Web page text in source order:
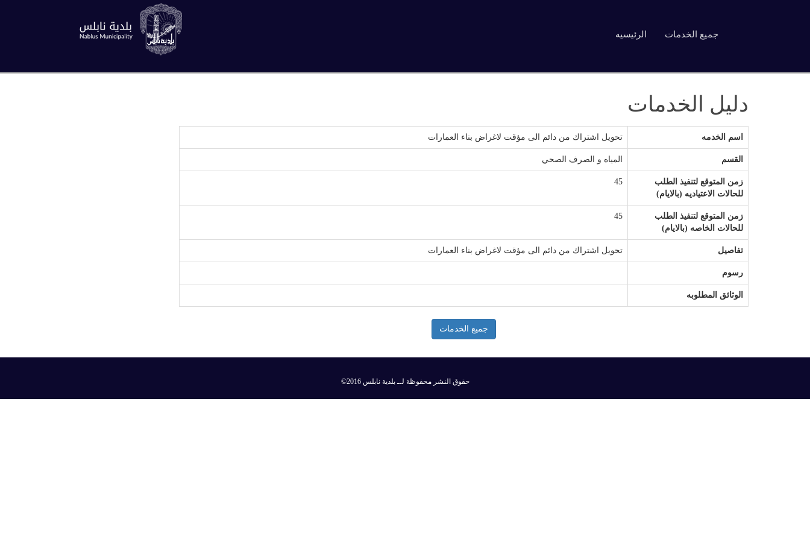
الرئيسيه جميع الخدمات
دليل الخدمات
اسم الخدمه تحويل اشتراك من دائم الى مؤقت لاغراض بناء العمارات
القسم المياه و الصرف الصحي
زمن المتوقع لتنفيذ الطلب
للحالات الاعتياديه (بالايام)
45
زمن المتوقع لتنفيذ الطلب
للحالات الخاصه (بالايام)
45
تفاصيل تحويل اشتراك من دائم الى مؤقت لاغراض بناء العمارات
رسوم
الوثائق المطلوبه
جميع الخدمات
©2016 حقوق النشر محفوظة لــ بلدية نابلس